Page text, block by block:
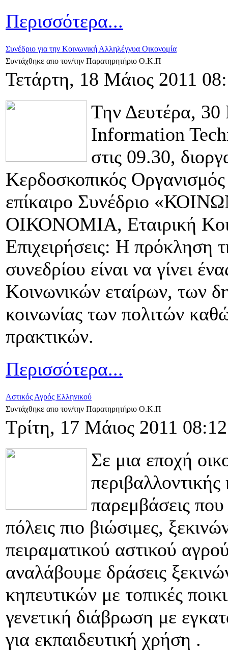
Περισσότερα...
Συνέδριο για την Κοινωνική Αλληλέγγυα Οικονομία
Συντάχθηκε απο τον/την Παρατηρητήριο Ο.Κ.Π
Τετάρτη, 18 Μάιος 2011
Την Δευτέρα,
Information
στις 09.30,
Κερδοσκοπικός
επίκαιρο Συνέδριο
ΟΙΚΟΝΟΜΙΑ, Εταιρική
Επιχειρήσεις: Η πρόκληση
συνεδρίου είναι να γίνει
Κοινωνικών εταίρων, των
κοινωνίας των πολιτών
πρακτικών.
Περισσότερα...
Αστικός Αγρός Ελληνικού
Συντάχθηκε απο τον/την Παρατηρητήριο Ο.Κ.Π
Τρίτη, 17 Μάιος 2011 08:12
Σε μια εποχή
παρεμβάσεις που
πόλεις πιο βιώσιμες,
πειραματικού αστικού
αναλάβουμε δράσεις
κηπευτικών με τοπικές
γενετική διάβρωση με
για εκπαιδευτική χρήση .